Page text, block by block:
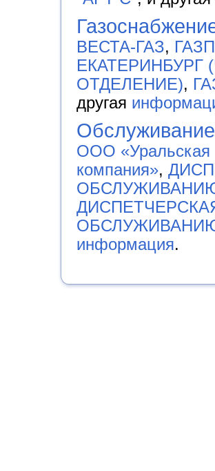
ВЕСТА-ГАЗ,
ЕКАТЕРИНБУРГ
ОТДЕЛЕНИЕ),
другая
ООО
компания»,
информация.